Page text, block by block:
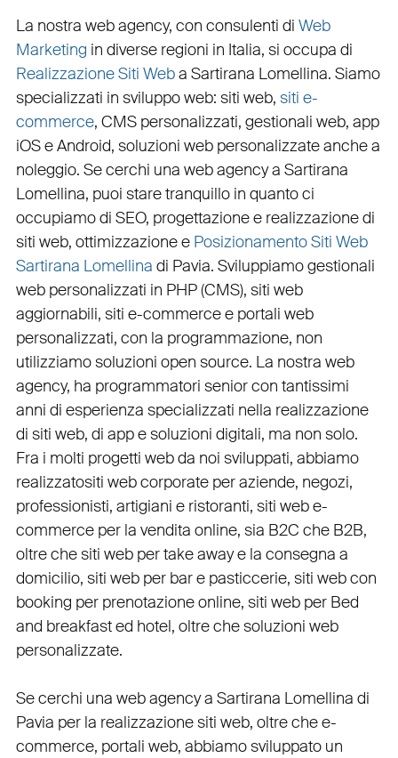
La nostra web agency, con consulenti di Web
Marketing in diverse regioni in Italia, si occupa di
Realizzazione Siti Weba Sartirana Lomellina. Siamo
specializzati in sviluppo web: siti web, siti e-
commerce, CMS personalizzati, gestionali web, app
iOS e Android, soluzioni web personalizzateanche a
noleggio. Se cerchi una web agency a Sartirana
Lomellina, puoi stare tranquillo in quanto ci
occupiamo di SEO, progettazione e realizzazione di
siti web, ottimizzazionee Posizionamento Siti Web
Sartirana Lomellina di Pavia. Sviluppiamogestionali
web personalizzati in PHP(CMS), siti web
aggiornabili, siti e-commercee portali web
personalizzati, con la programmazione, non
utilizziamo soluzioni open source. La nostra web
agency, ha programmatori senior con tantissimi
anni di esperienza specializzati nella realizzazione
di siti web, di app e soluzioni digitali, ma non solo.
Fra i molti progetti web da noi sviluppati, abbiamo
realizzatositi web corporateperaziende, negozi,
professionisti, artigiani e ristoranti, siti web e-
commerceper la vendita online, sia B2C che B2B,
oltre chesiti web per take awaye la consegna a
domicilio, siti web per bare pasticcerie, siti web con
booking per prenotazione online, siti web per Bed
and breakfast ed hotel, oltre chesoluzioni web
personalizzate.
Se cerchi una web agency a Sartirana Lomellina di
Pavia per la realizzazione siti web, oltre chee-
commerce, portali web, abbiamo sviluppato un